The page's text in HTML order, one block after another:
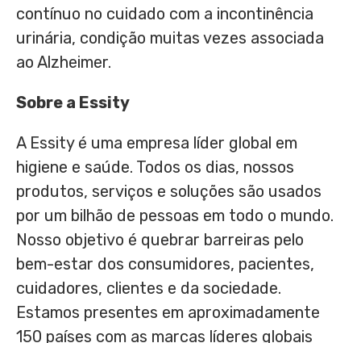
contínuo no cuidado com a incontinência
urinária, condição muitas vezes associada
ao Alzheimer.
Sobre a Essity
A Essity é uma empresa líder global em
higiene e saúde. Todos os dias, nossos
produtos, serviços e soluções são usados
por um bilhão de pessoas em todo o mundo.
Nosso objetivo é quebrar barreiras pelo
bem-estar dos consumidores, pacientes,
cuidadores, clientes e da sociedade.
Estamos presentes em aproximadamente
150 países com as marcas líderes globais